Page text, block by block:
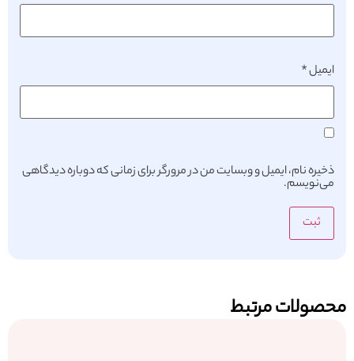
ایمیل*
ذخیره نام، ایمیل و وبسایت من در مرورگر برای زمانی که دوباره دیدگاهی
می‌نویسم.
محصولات مرتبط